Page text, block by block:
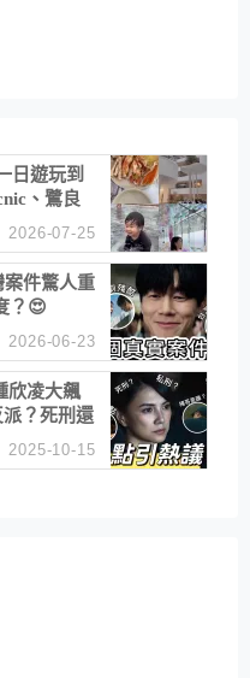
日遊玩到
、鷺良
拍攝地、漢
2026-07-25
案件驚人重
？😍
2026-06-23
欣凌大飆
？死刑還
2025-10-15